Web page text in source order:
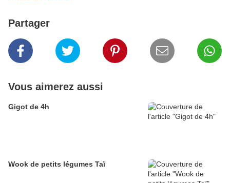
Partager
Vous aimerez aussi
Gigot de 4h
Wook de petits légumes Taï